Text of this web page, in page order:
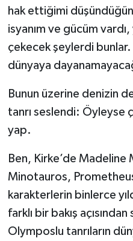
hak ettiğimi
isyanım ve gücüm vardı,
çekecek şeylerdi bunlar.
dünyaya
Bunun üzerine denizin
tanrı seslendi: Öyleyse
yap.
Ben, Kirke’de
Minotauros,
karakterlerin binlerce
farklı bir bakış
Olymposlu tanrıların